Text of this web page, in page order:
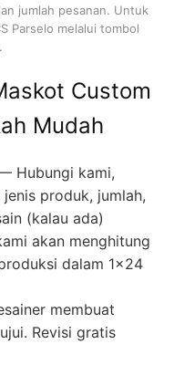
jumlah pesanan. Untuk
Parselo melalui tombol
Custom
Mudah
Hubungi kami,
produk, jumlah,
(kalau ada)
akan menghitung
dalam 1×24
membuat
Revisi gratis